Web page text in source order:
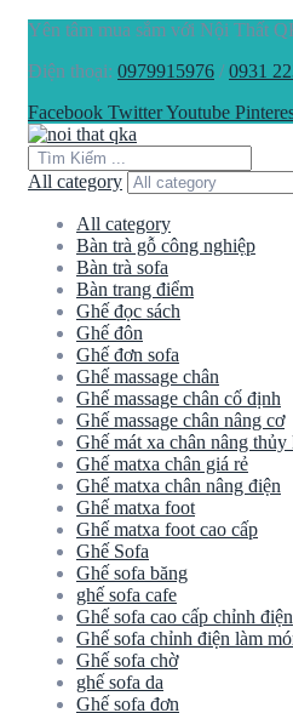
Yên tâm mua sắm với Nội Thất
Điện thoại: 0979915976 /0931
Facebook TwitterYoutube
All category
All category
Bàn trà gỗ công nghiệp
Bàn trà sofa
Bàn trang điểm
Ghế đọc sách
Ghế đôn
Ghế đơn sofa
Ghế massage chân
Ghế massage chân cố định
Ghế massage chân nâng cơ
Ghế mát xa chân nâng thủy
Ghế matxa chân giá rẻ
Ghế matxa chân nâng điện
Ghế matxa foot
Ghế matxa foot cao cấp
Ghế Sofa
Ghế sofa băng
ghế sofa cafe
Ghế sofa cao cấp chỉnh điện
Ghế sofa chỉnh điện làm
Ghế sofa chờ
ghế sofa da
Ghế sofa đơn